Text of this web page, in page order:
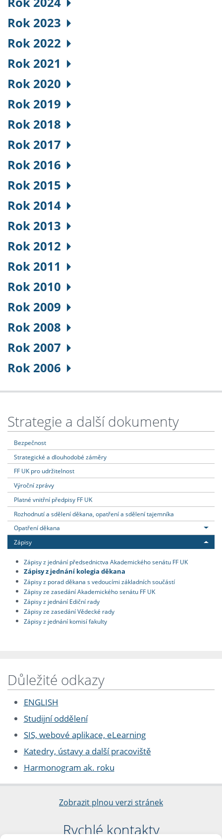
Rok 2023
Rok 2022
Rok 2021
Rok 2020
Rok 2019
Rok 2018
Rok 2017
Rok 2016
Rok 2015
Rok 2014
Rok 2013
Rok 2012
Rok 2011
Rok 2010
Rok 2009
Rok 2008
Rok 2007
Rok 2006
Strategie a další dokumenty
Bezpečnost
Strategické a dlouhodobé záměry
FF UK pro udržitelnost
Výroční zprávy
Platné vnitřní předpisy FF UK
Rozhodnutí a sdělení děkana, opatření a sdělení tajemníka
Opatření děkana
Zápisy
Zápisy z jednání předsednictva Akademického senátu FF UK
Zápisy z jednání kolegia děkana
Zápisy z porad děkana s vedoucími základních součástí
Zápisy ze zasedání Akademického senátu FF UK
Zápisy z jednání Ediční rady
Zápisy ze zasedání Vědecké rady
Zápisy z jednání komisí fakulty
Důležité odkazy
ENGLISH
Studijní oddělení
SIS, webové aplikace, eLearning
Katedry, ústavy a další pracoviště
Harmonogram ak. roku
Zobrazit plnou verzi stránek
Rychlé kontakty